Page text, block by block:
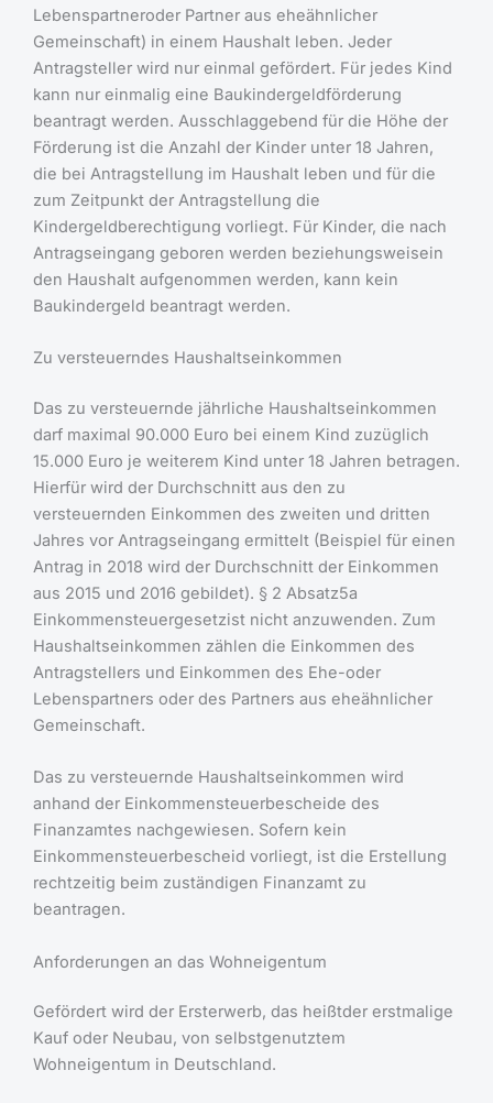
Lebenspartneroder Partner aus eheähnlicher
Gemeinschaft) in einem Haushalt leben. Jeder
Antragsteller wird nur einmal gefördert. Für jedes Kind
kann nur einmalig eine Baukindergeldförderung
beantragt werden. Ausschlaggebend für die Höhe der
Förderung ist die Anzahl der Kinder unter 18 Jahren,
die bei Antragstellung im Haushalt leben und für die
zum Zeitpunkt der Antragstellung die
Kindergeldberechtigung vorliegt. Für Kinder, die nach
Antragseingang geboren werden beziehungsweisein
den Haushalt aufgenommen werden, kann kein
Baukindergeld beantragt werden.
Zu versteuerndes Haushaltseinkommen
Das zu versteuernde jährliche Haushaltseinkommen
darf maximal 90.000 Euro bei einem Kind zuzüglich
15.000 Euro je weiterem Kind unter 18 Jahren betragen.
Hierfür wird der Durchschnitt aus den zu
versteuernden Einkommen des zweiten und dritten
Jahres vor Antragseingang ermittelt (Beispiel für einen
Antrag in 2018 wird der Durchschnitt der Einkommen
aus 2015 und 2016 gebildet). § 2 Absatz5a
Einkommensteuergesetzist nicht anzuwenden. Zum
Haushaltseinkommen zählen die Einkommen des
Antragstellers und Einkommen des Ehe-oder
Lebenspartners oder des Partners aus eheähnlicher
Gemeinschaft.
Das zu versteuernde Haushaltseinkommen wird
anhand der Einkommensteuerbescheide des
Finanzamtes nachgewiesen. Sofern kein
Einkommensteuerbescheid vorliegt, ist die Erstellung
rechtzeitig beim zuständigen Finanzamt zu
beantragen.
Anforderungen an das Wohneigentum
Gefördert wird der Ersterwerb, das heißtder erstmalige
Kauf oder Neubau, von selbstgenutztem
Wohneigentum in Deutschland.